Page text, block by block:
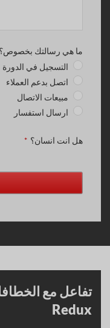
ما هي رسالتك بخصوص؟
التسجيل في الدورة
اتصل بدعم العملاء
مبيعات الاتصال
ارسال استفسار
هل انت انسان؟ *
تفاعل مع
Redux